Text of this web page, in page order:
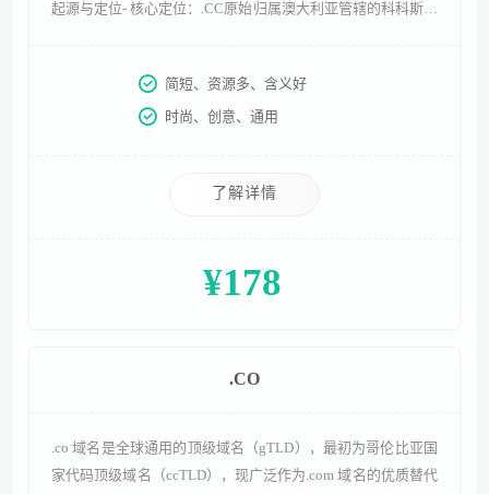
起源与定位- 核心定位：.CC原始归属澳大利亚管辖的科科斯群
定位，适配多场景需求。 - 开放历程：20世纪90年代末开始逐
步开放全球注册，早期因
简短、资源多、含义好
时尚、创意、通用
了解详情
¥178
.CO
.co 域名是全球通用的顶级域名（gTLD），最初为哥伦比亚国
家代码顶级域名（ccTLD），现广泛作为.com 域名的优质替代